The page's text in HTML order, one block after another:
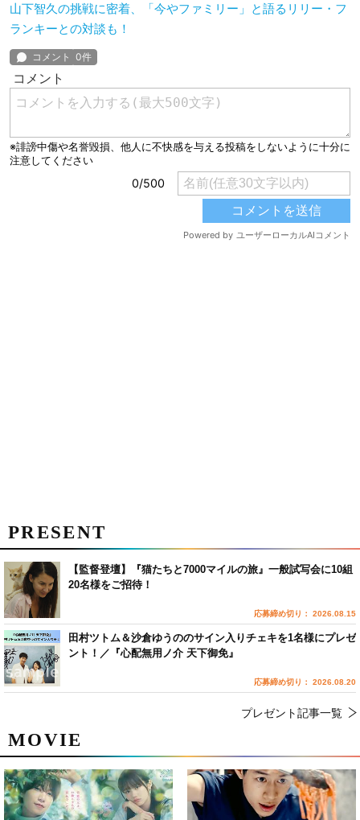
山下智久の挑戦に密着、「今やファミリー」と語るリリー・フ
ランキーとの対談も！
MOVIE
PRESENT
【監督登壇】『猫たちと7000マイルの旅』一般試写会に10組
20名様をご招待！
応募締め切り： 2026.08.15
田村ツトム＆沙倉ゆうののサイン入りチェキを1名様にプレゼ
ント！／『心配無用ノ介 天下御免』
応募締め切り： 2026.08.20
プレゼント記事一覧